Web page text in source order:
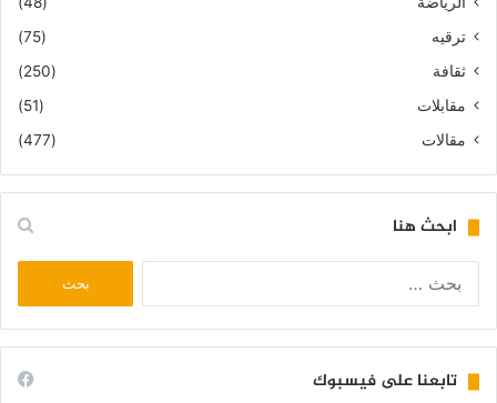
ترقيه
(75)
ثقافة
(250)
مقابلات
(51)
مقالات
(477)
ابحث هنا
تابعنا على فيسبوك